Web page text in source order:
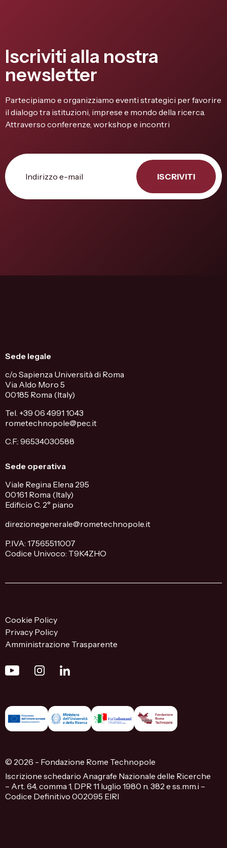
Iscriviti alla nostra
newsletter
Partecipiamo e organizziamo eventi strategici per favorire
il dialogo tra istituzioni, imprese e mondo della ricerca.
Attraverso conferenze, workshop e incontri
ISCRIVITI
Sede legale
c/o Sapienza Università di Roma
Via Aldo Moro 5
00185 Roma (Italy)
Tel. +39 06 4991 1043
rometechnopole@pec.it
C.F.: 96534030588
Sede operativa
Viale Regina Elena 295
00161 Roma (Italy)
Edificio C. 2° piano
direzionegenerale@rometechnopole.it
P.IVA: 17565511007
Codice Univoco: T9K4ZHO
Cookie Policy
Privacy Policy
Amministrazione Trasparente
© 2026 - Fondazione Rome Technopole
Iscrizione schedario Anagrafe Nazionale delle Ricerche
– Art. 64, comma 1, DPR 11 luglio 1980 n. 382 e ss.mm.i –
Codice Definitivo 002095 EIRI